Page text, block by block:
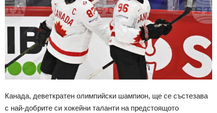
Канада, деветкратен олимпийски шампион, ще се състезава
с най-добрите си хокейни таланти на предстоящото